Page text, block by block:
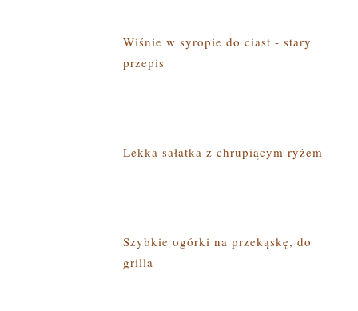
Wiśnie w syropie do ciast - stary
przepis
Lekka sałatka z chrupiącym ryżem
Szybkie ogórki na przekąskę, do
grilla